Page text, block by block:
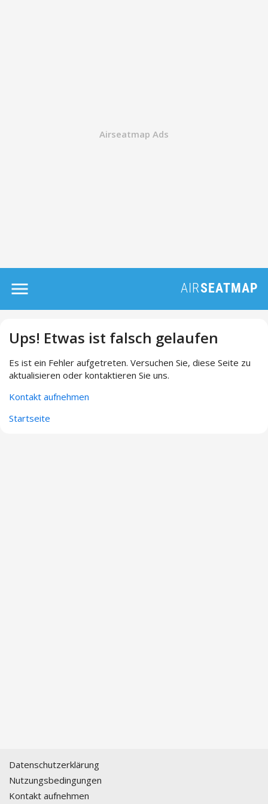
Ups! Etwas ist falsch gelaufen
Es ist ein Fehler aufgetreten. Versuchen Sie, diese Seite zu
aktualisieren oder kontaktieren Sie uns.
Kontakt aufnehmen
Startseite
Datenschutzerklärung
Nutzungsbedingungen
Kontakt aufnehmen